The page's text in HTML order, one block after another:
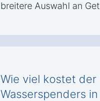
breitere Auswahl an
Wie viel kostet
Wasserspenders